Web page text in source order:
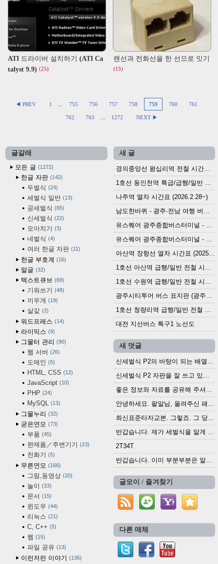
ATI 드라이버 설치하기 (ATI Ca
talyst 9.9)(25)
랜선과 전화선을 한 선으로 잇기
(15)
◀ PREV 1 755 756 757 758 759 760 761
762 763 1272 NEXT ▶
글갈래
모든 글
1272
한글 자판 142
두벌식 24
세벌식 일반 13
공세벌식 65
신세벌식 22
모아치기 3
네벌식 4
여러 한글 자판 11
한글 부호계 16
말글 32
텍스트큐브 69
기워쓰기 48
끼우개 19
살갗 2
워드프레스 14
라이믹스 9
그물터 관리 90
웹 서버 26
도메인 5
HTML, CSS 12
JavaScript 10
PHP 24
MySQL 13
그물누리 32
굳은연모 73
부품 45
완제품／주변기기 23
전화기 5
무른연모 166
그림,동영상 20
놀이 33
문서 15
윈도우 44
리눅스 21
C, C++ 5
웹 15
파일 공유 13
이런저런 이야기 136
새 글
경의중앙선 왕십리역 전철 시간표 (2026.4.20~)
1호선 동인천역 특급/급행/일반 전철 시간표 (2026.2.28~)
나주역 열차 시간표 (2026.2.28~)
남도한바퀴 - 광주·전남 여행 버스 노선 (2026.3.1~5.31)
유스퀘어 광주종합버스터미널 - 곡성,순천／화순,보성,율포 방면 시외버스 시간표 (2026.1.31)
유스퀘어 광주종합버스터미널 - 담양, 순창, 남원, 무주, 장수, 거창, 대구 방면 시외버스 시간표 (2026...
아산역 장항선 열차 시간표 (2025.12.30 기준) (무궁화호, ITX-마음, 새마을호, 서해금빛열차)
1호선 아산역 급행/일반 전철 시간표 (2025.12.30~)
1호선 수원역 급행/일반 전철 시간표 (2025.12.30~)
광주시티투어 버스 표지판 (광주역 정류장) (2024?)
1호선 청량리역 급행/일반 전철 시간표 · 노선도 (2025.12.30~)
대전 지선버스 특구1 노선도
새 덧글
신세벌식 P2의 바탕이 되는 배열이나 주요 기능...
신세벌식 P2 자판을 잘 쓰고 있습니다. 쓰기 편리...
좋은 정보와 자료를 공유해 주셔서 고맙습니다....
안녕하세요. 팥알님, 올려주신 패치 여러모로 감사...
최신표준타자교본. 그렇죠. 그 당시에 최신 표준...
반갑습니다. 제가 세벌식을 알게 되어 세벌식 써...
2T34T
반갑습니다. 이미 부분부분은 알려진 정보들이...
글모이 / 즐겨찾기
다른 매체